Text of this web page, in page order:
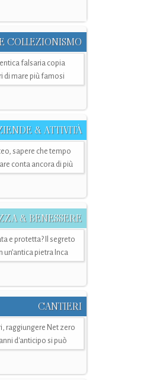
COLLEZIONISMO
falsaria copia
di mare più famosi
& ATTIVITÀ
sapere che tempo
conta ancora di più
& BENESSERE
e protetta? Il segreto
un’antica pietra Inca
CANTIERI
raggiungere Net zero
d'anticipo si può